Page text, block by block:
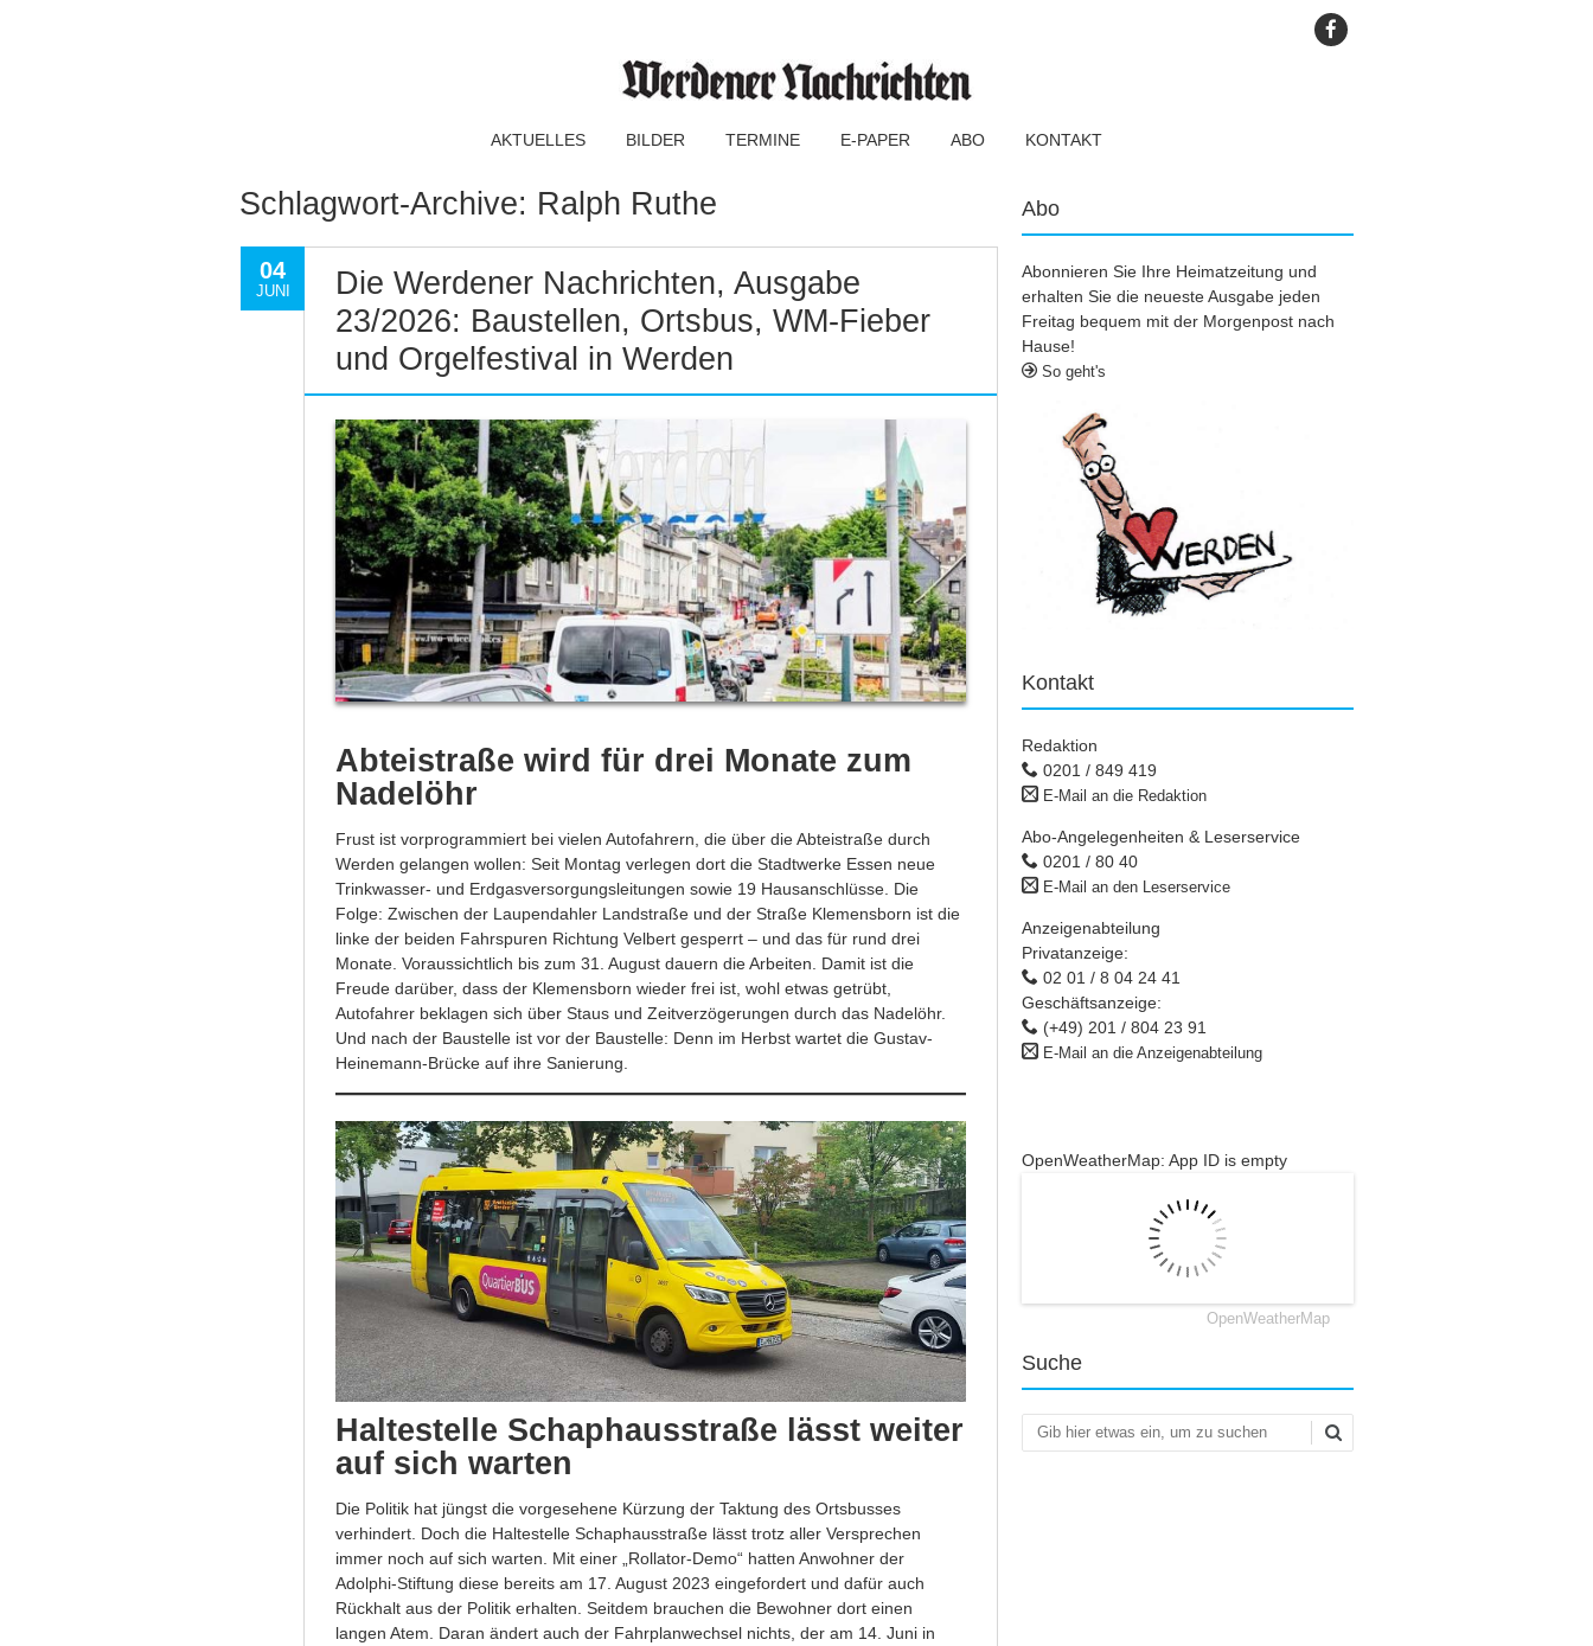
AKTUELLES BILDER TERMINE E-PAPER ABO KONTAKT
Schlagwort-Archive: Ralph Ruthe
04
JUNI
Die Werdener Nachrichten, Ausgabe
23/2026: Baustellen, Ortsbus, WM-Fieber
und Orgelfestival in Werden
Abteistraße wird für drei Monate zum
Nadelöhr
Frust ist vorprogrammiert bei vielen Autofahrern, die über die Abteistraße durch
Werden gelangen wollen: Seit Montag verlegen dort die Stadtwerke Essen neue
Trinkwasser- und Erdgasversorgungsleitungen sowie 19 Hausanschlüsse. Die
Folge: Zwischen der Laupendahler Landstraße und der Straße Klemensborn ist die
linke der beiden Fahrspuren Richtung Velbert gesperrt – und das für rund drei
Monate. Voraussichtlich bis zum 31. August dauern die Arbeiten. Damit ist die
Freude darüber, dass der Klemensborn wieder frei ist, wohl etwas getrübt,
Autofahrer beklagen sich über Staus und Zeitverzögerungen durch das Nadelöhr.
Und nach der Baustelle ist vor der Baustelle: Denn im Herbst wartet die Gustav-
Heinemann-Brücke auf ihre Sanierung.
Haltestelle Schaphausstraße lässt weiter
auf sich warten
Die Politik hat jüngst die vorgesehene Kürzung der Taktung des Ortsbusses
verhindert. Doch die Haltestelle Schaphausstraße lässt trotz aller Versprechen
immer noch auf sich warten. Mit einer „Rollator-Demo“ hatten Anwohner der
Adolphi-Stiftung diese bereits am 17. August 2023 eingefordert und dafür auch
Rückhalt aus der Politik erhalten. Seitdem brauchen die Bewohner dort einen
langen Atem. Daran ändert auch der Fahrplanwechsel nichts, der am 14. Juni in
Abo
Abonnieren Sie Ihre Heimatzeitung und
erhalten Sie die neueste Ausgabe jeden
Freitag bequem mit der Morgenpost nach
Hause!
So geht's
Kontakt
Redaktion
0201 / 849 419
E-Mail an die Redaktion
Abo-Angelegenheiten & Leserservice
0201 / 80 40
E-Mail an den Leserservice
Anzeigenabteilung
Privatanzeige:
02 01 / 8 04 24 41
Geschäftsanzeige:
(+49) 201 / 804 23 91
E-Mail an die Anzeigenabteilung
OpenWeatherMap: App ID is empty
OpenWeatherMap
Suche
Suchen